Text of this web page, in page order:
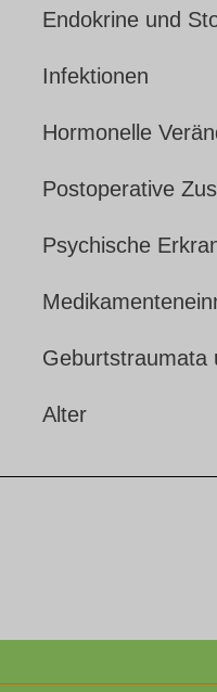
Endokrine und
Infektionen
Hormonelle
Postoperative
Psychische
Geburtstraumata
Alter